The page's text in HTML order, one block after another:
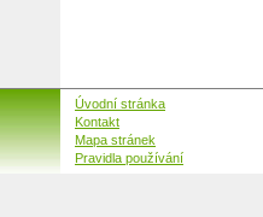
Úvodní stránka
Kontakt
Mapa stránek
Pravidla používání